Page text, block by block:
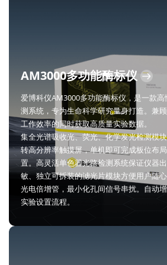
AM3000多功能酶标仪
爱博科仪AM3000多功能酶标仪，是一款
测系统，专为生命科学研究量身打造。兼
工作效率的同时获取高质量实验数据。
集全光谱吸收光、荧光、化学发光检测模
转高分辨率触摸屏，单机即可完成板位布
置。高灵活单色器光路检测系统保证仪器
敏、独立可拆装的滤光片模块方便用户随
光电倍增管，最小化孔间信号串扰。自动
实验设置流程。